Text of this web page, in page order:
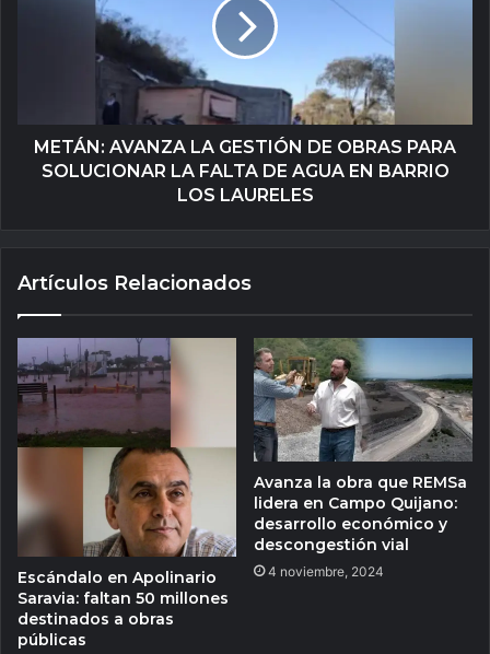
METÁN: AVANZA LA GESTIÓN DE OBRAS PARA
SOLUCIONAR LA FALTA DE AGUA EN BARRIO
LOS LAURELES
Artículos Relacionados
Escándalo en Apolinario
Saravia: faltan 50 millones
destinados a obras
públicas
Avanza la obra que REMSa
lidera en Campo Quijano:
desarrollo económico y
descongestión vial
4 noviembre, 2024